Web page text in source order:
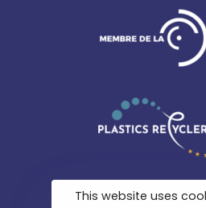
This website uses